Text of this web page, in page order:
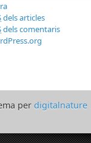
dels articles
dels comentaris
per digitalnature